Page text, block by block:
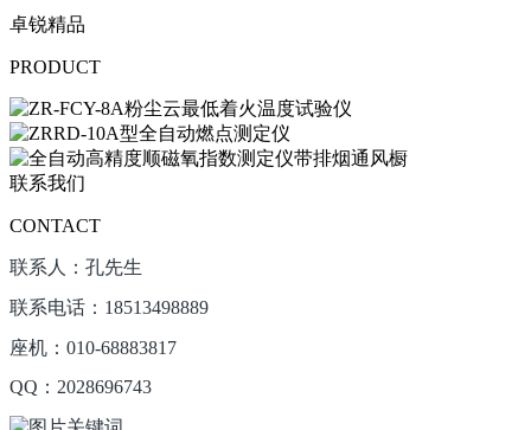
卓锐精品
PRODUCT
联系我们
CONTACT
联系人：孔先生
联系电话：18513498889
座机：010-68883817
QQ：2028696743